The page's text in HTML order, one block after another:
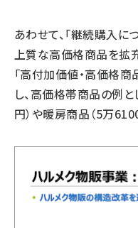
あわせて、「継続購入に
上質な高価格商品を拡充
「高付加価値・高価格商
し、高価格帯商品の例と
円）や暖房商品（5万